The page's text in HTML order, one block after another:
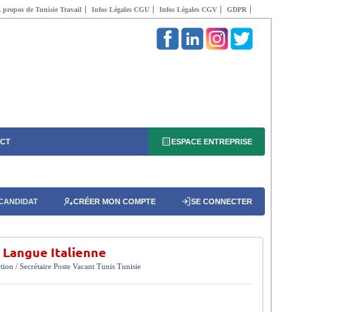
propos de Tunisie Travail Infos Légales CGU Infos Légales CGV GDPR
ESPACE ENTREPRISE
CRÉER MON COMPTE SE CONNECTER
Italienne
/ Secrétaire Poste Vacant Tunis Tunisie